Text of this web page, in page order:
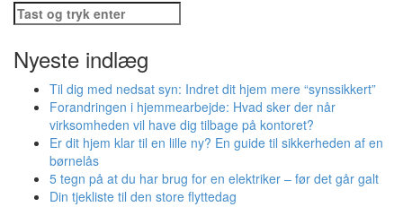
Søg
efter:
Nyeste indlæg
Til dig med nedsat syn: Indret dit hjem mere “synssikkert”
Forandringen i hjemmearbejde: Hvad sker der når
virksomheden vil have dig tilbage på kontoret?
Er dit hjem klar til en lille ny? En guide til sikkerheden af en
børnelås
5 tegn på at du har brug for en elektriker – før det går galt
Din tjekliste til den store flyttedag